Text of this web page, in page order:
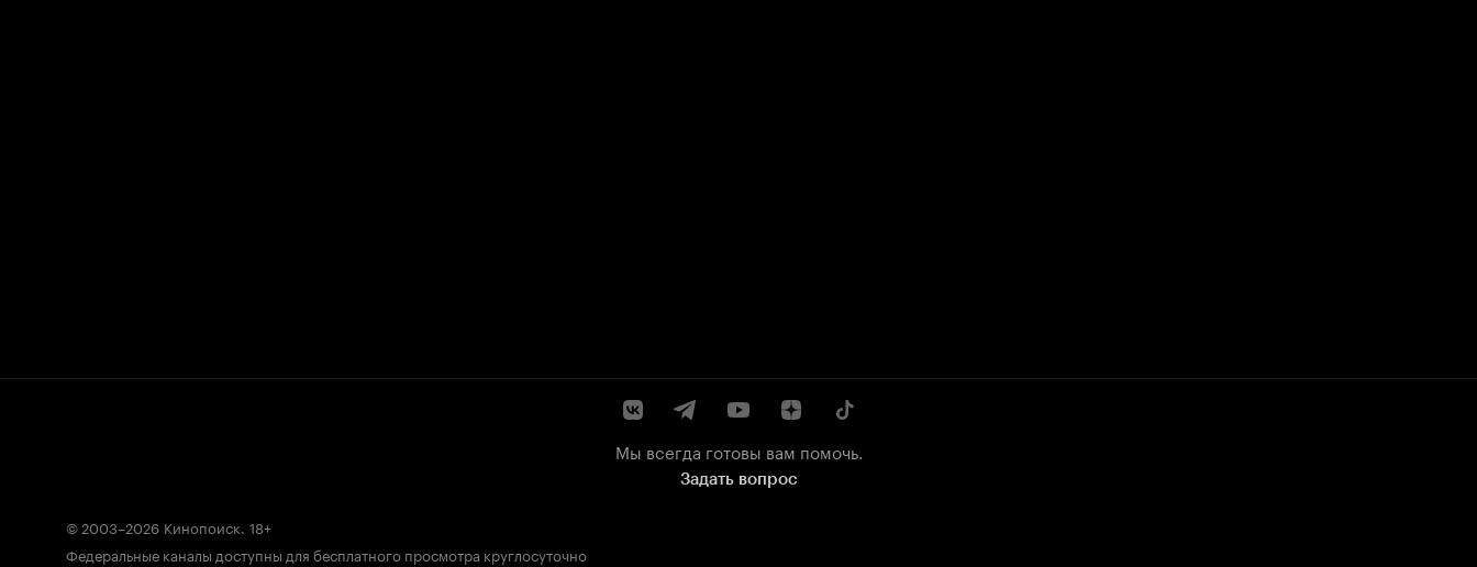
Мы всегда готовы вам помочь.
Задать вопрос
© 2003–2026 Кинопоиск. 18+
Федеральные каналы доступны для бесплатного просмотра круглосуточно